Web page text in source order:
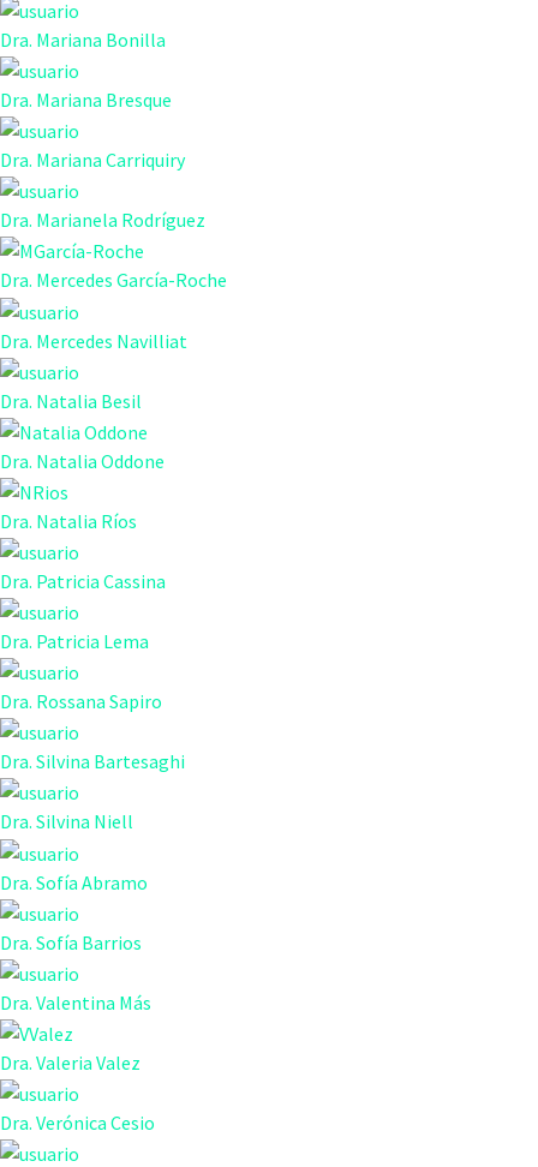
Dra. Mariana Bonilla
Dra. Mariana Bresque
Dra. Mariana Carriquiry
Dra. Marianela Rodríguez
Dra. Mercedes García-Roche
Dra. Mercedes Navilliat
Dra. Natalia Besil
Dra. Natalia Oddone
Dra. Natalia Ríos
Dra. Patricia Cassina
Dra. Patricia Lema
Dra. Rossana Sapiro
Dra. Silvina Bartesaghi
Dra. Silvina Niell
Dra. Sofía Abramo
Dra. Sofía Barrios
Dra. Valentina Más
Dra. Valeria Valez
Dra. Verónica Cesio